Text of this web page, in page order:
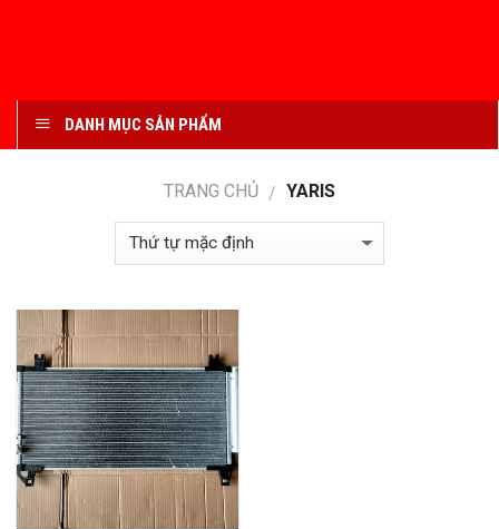
DANH MỤC SẢN PHẨM
TRANG CHỦ / YARIS